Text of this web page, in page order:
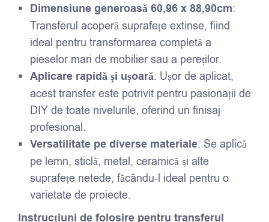
Dimensiune generoasă 60,96 x 88,90cm:
Transferul acoperă suprafețe extinse, fiind
ideal pentru transformarea completă a
pieselor mari de mobilier sau a pereților.
Aplicare rapidă și ușoară: Ușor de aplicat,
acest transfer este potrivit pentru pasionații de
DIY de toate nivelurile, oferind un finisaj
profesional.
Versatilitate pe diverse materiale: Se aplică
pe lemn, sticlă, metal, ceramică și alte
suprafețe netede, făcându-l ideal pentru o
varietate de proiecte.
Instrucțiuni de folosire pentru transferul